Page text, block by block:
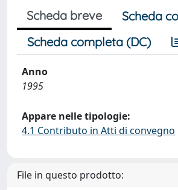
Scheda breve
Scheda
Scheda completa (DC)
Anno
1995
Appare nelle tipologie:
4.1 Contributo in Atti di convegno
File in questo prodotto: